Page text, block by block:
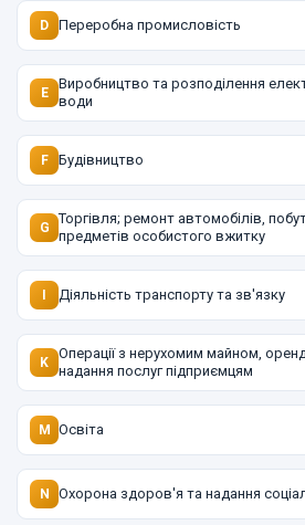
D Переробна промисловість
E
Виробництво та розподілення
води
F Будівництво
G
Торгівля; ремонт автомобілів,
предметів особистого вжитку
I Діяльність транспорту та зв'язку
K
Операції з нерухомим майном,
надання послуг підприємцям
M Освіта
N Охорона здоров'я та надання